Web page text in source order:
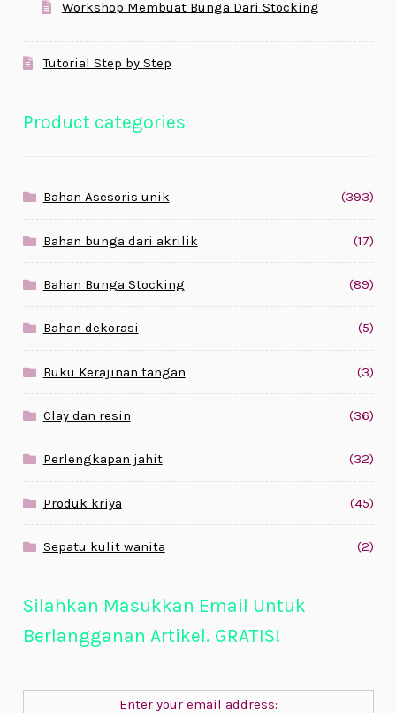
Workshop Membuat Bunga Dari Stocking
Tutorial Step by Step
Product categories
Bahan Asesoris unik (393)
Bahan bunga dari akrilik (17)
Bahan Bunga Stocking (89)
Bahan dekorasi (5)
Buku Kerajinan tangan (3)
Clay dan resin (36)
Perlengkapan jahit (32)
Produk kriya (45)
Sepatu kulit wanita (2)
Silahkan Masukkan Email Untuk
Berlangganan Artikel. GRATIS!
Enter your email address: